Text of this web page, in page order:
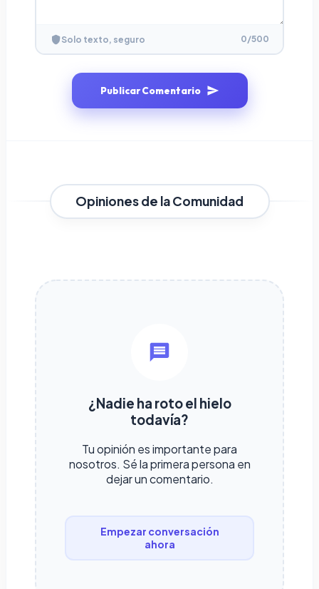
Solo texto, seguro 0/500
Publicar Comentario
Opiniones de la Comunidad
¿Nadie ha roto el hielo
todavía?
Tu opinión es importante para
nosotros. Sé la primera persona en
dejar un comentario.
Empezar conversación
ahora